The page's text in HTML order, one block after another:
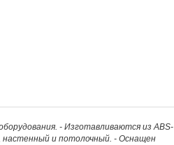
- Изготавливаются из ABS-
настенный и потолочный. - Оснащен